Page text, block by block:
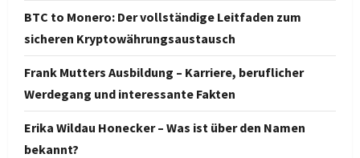
BTC to Monero: Der vollständige Leitfaden zum
sicheren Kryptowährungsaustausch
Frank Mutters Ausbildung – Karriere, beruflicher
Werdegang und interessante Fakten
Erika Wildau Honecker – Was ist über den Namen
bekannt?